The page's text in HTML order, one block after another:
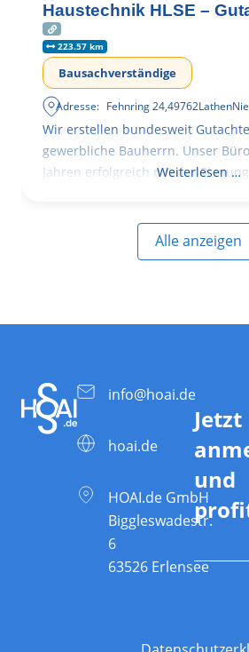
Haustechnik HLSE –
223.57 km
Bausachverständige
Adresse: Fehnring 24,49762Lathen
Wir erstellen bundesweit
gewerbliche Bauherrn. Unser
Jahren erfolgreich mit derWeiterlesen …
Alle anzeigen
info@hoai.de
hoai.de
HOAI.de GmbH
Biggleswadestr.
6
63526 Erlensee
Jetzt
und